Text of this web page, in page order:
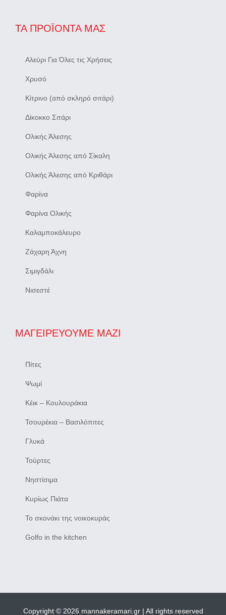
ΤΑ ΠΡΟΪΌΝΤΑ ΜΑΣ
Αλεύρι Για Όλες τις Χρήσεις
Χρυσό
Κίτρινο (από σκληρό σιτάρι)
Δίκοκκο Σιτάρι
Ολικής Άλεσης
Ολικής Άλεσης από Σίκαλη
Ολικής Άλεσης από Κριθάρι
Φαρίνα
Φαρίνα Ολικής
Καλαμποκάλευρο
Ζάχαρη Άχνη
Σιμιγδάλι
Νισεστέ
ΜΑΓΕΙΡΕΎΟΥΜΕ ΜΑΖΊ
Πίτες
Ψωμί
Κέικ – Κουλουράκια
Τσουρέκια – Βασιλόπιτες
Γλυκά
Τούρτες
Νηστίσιμα
Κυρίως Πιάτα
Το σκονάκι της νοικοκυράς
Golfo in the kitchen
Copyright © 2026 mannakeramari.gr | All rights reserved